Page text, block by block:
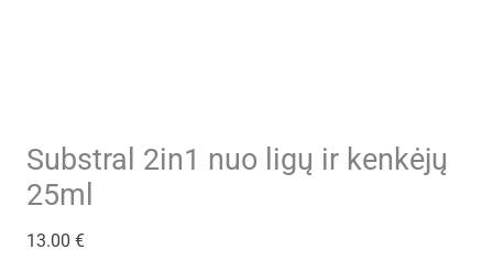
Substral 2in1 nuo ligų ir kenkėjų
25ml
13.00 €